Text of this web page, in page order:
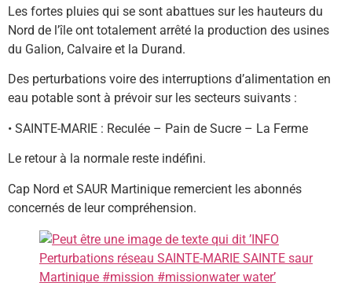
Les fortes pluies qui se sont abattues sur les hauteurs du
Nord de l’île ont totalement arrêté la production des usines
du Galion, Calvaire et la Durand.
Des perturbations voire des interruptions d’alimentation en
eau potable sont à prévoir sur les secteurs suivants :
•⁠ ⁠SAINTE-MARIE : Reculée – Pain de Sucre – La Ferme
Le retour à la normale reste indéfini.
Cap Nord et SAUR Martinique remercient les abonnés
concernés de leur compréhension.